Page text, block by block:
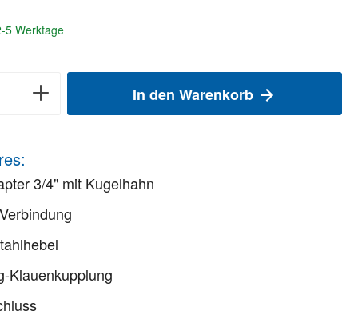
5 Werktage
In den Warenkorb
3/4" mit Kugelhahn
Klauenkupplung